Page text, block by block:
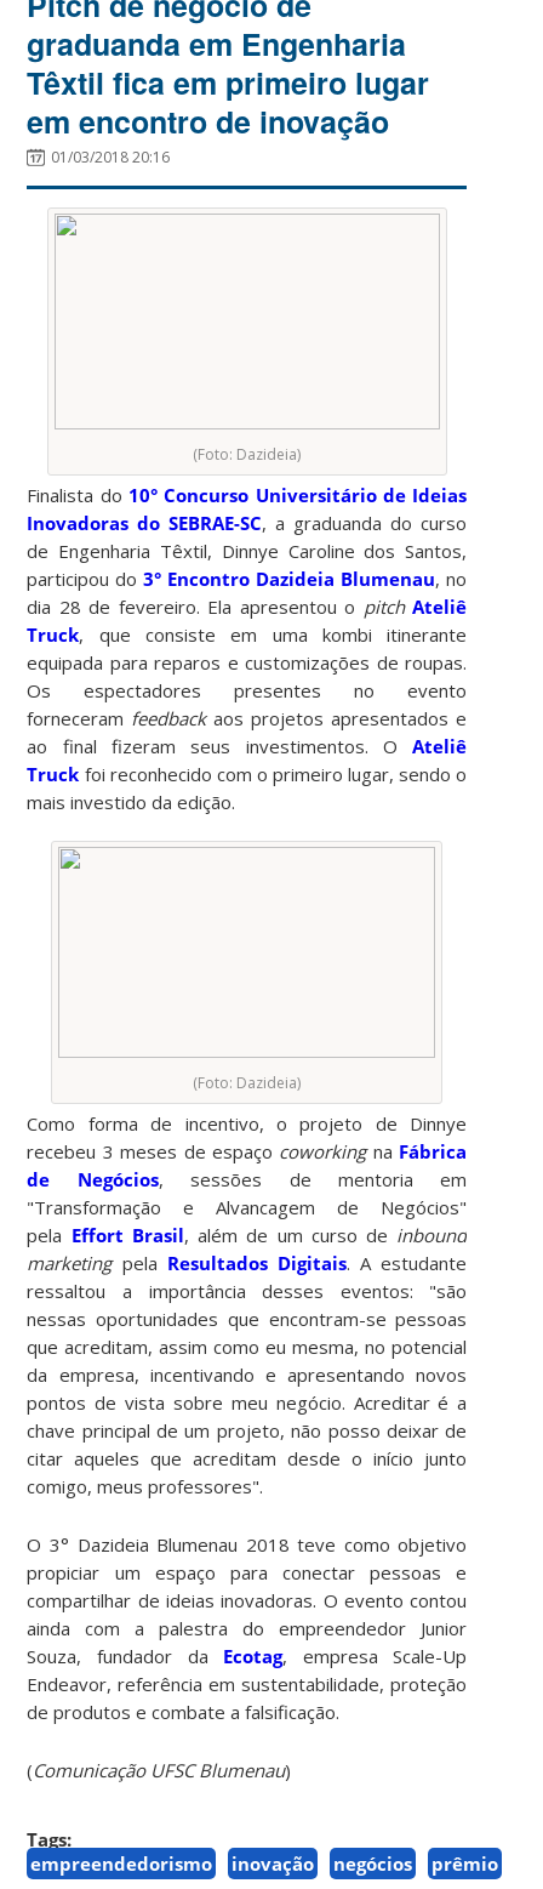
graduanda em Engenharia
Têxtil fica em primeiro lugar
em encontro de inovação
01/03/2018 20:16
(Foto: Dazideia)
Finalista do 10° Concurso Universitário de Ideias
Inovadoras do SEBRAE-SC, a graduanda do curso
de Engenharia Têxtil, Dinnye Caroline dos Santos,
participou do 3° Encontro Dazideia Blumenau, no
dia 28 de fevereiro. Ela apresentou o pitch Ateliê
Truck, que consiste em uma kombi itinerante
equipada para reparos e customizações de roupas.
Os espectadores presentes no evento
forneceram feedbackaos projetos apresentados e
ao final fizeram seus investimentos. OAteliê
Truck foi reconhecido com o primeiro lugar, sendo o
mais investido da edição.
(Foto: Dazideia)
Como forma de incentivo, o projeto de Dinnye
recebeu 3 meses de espaço coworkingna Fábrica
de Negócios, sessões de mentoria em
"Transformação e Alvancagem de Negócios"
pela Effort Brasil, além de um curso de inbound
marketingpela Resultados Digitais. A estudante
ressaltou a importância desses eventos: "são
nessas oportunidades que encontram-se pessoas
que acreditam, assim como eu mesma, no potencial
da empresa, incentivando e apresentando novos
pontos de vista sobre meu negócio. Acreditar é a
chave principal de um projeto, não posso deixar de
citar aqueles que acreditam desde o início junto
comigo, meus professores".
O 3° Dazideia Blumenau 2018 teve como objetivo
propiciar um espaço para conectar pessoas e
compartilhar de ideias inovadoras. O evento contou
ainda com a palestra do empreendedor Junior
Souza, fundador da Ecotag, empresa Scale-Up
Endeavor, referência em sustentabilidade, proteção
de produtos e combate a falsificação.
(Comunicação UFSC Blumenau)
Tags:
empreendedorismo
inovação negócios prêmio